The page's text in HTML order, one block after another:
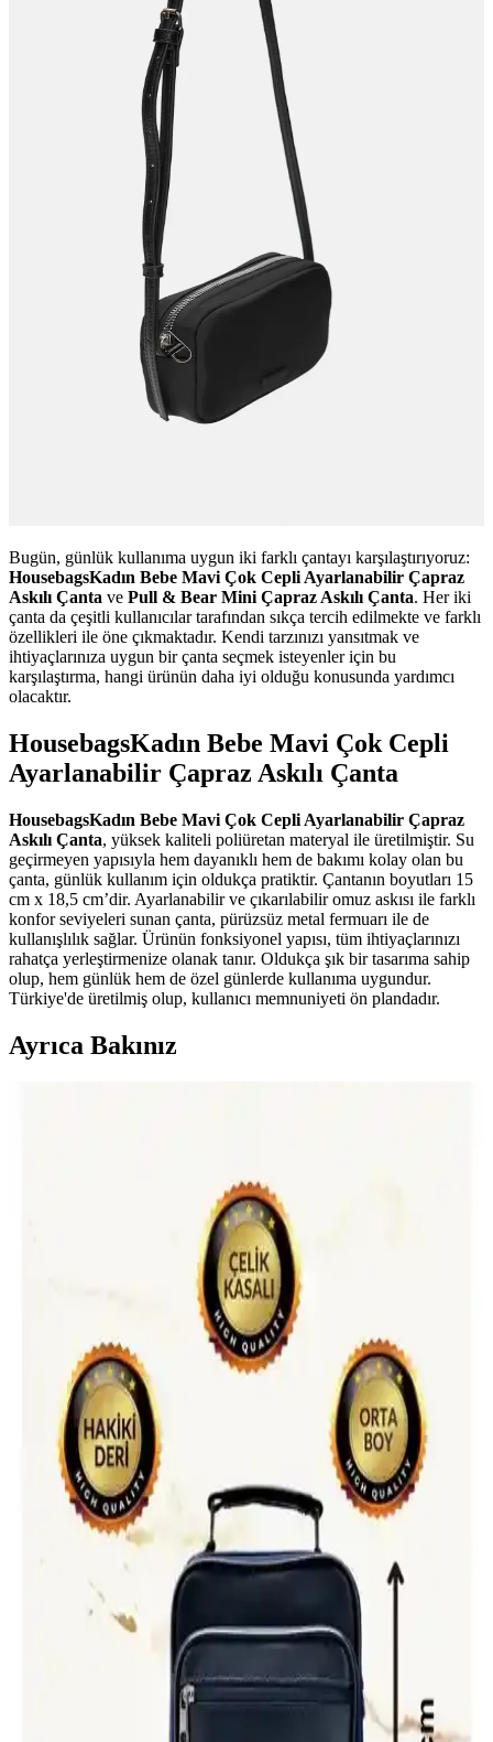
Bugün, günlük kullanıma uygun iki farklı çantayı karşılaştırıyoruz:
HousebagsKadın Bebe Mavi Çok Cepli Ayarlanabilir Çapraz
Askılı Çanta ve Pull & Bear Mini Çapraz Askılı Çanta. Her iki
çanta da çeşitli kullanıcılar tarafından sıkça tercih edilmekte ve farklı
özellikleri ile öne çıkmaktadır. Kendi tarzınızı yansıtmak ve
ihtiyaçlarınıza uygun bir çanta seçmek isteyenler için bu
karşılaştırma, hangi ürünün daha iyi olduğu konusunda yardımcı
olacaktır.
HousebagsKadın Bebe Mavi Çok Cepli
Ayarlanabilir Çapraz Askılı Çanta
HousebagsKadın Bebe Mavi Çok Cepli Ayarlanabilir Çapraz
Askılı Çanta, yüksek kaliteli poliüretan materyal ile üretilmiştir. Su
geçirmeyen yapısıyla hem dayanıklı hem de bakımı kolay olan bu
çanta, günlük kullanım için oldukça pratiktir. Çantanın boyutları 15
cm x 18,5 cm’dir. Ayarlanabilir ve çıkarılabilir omuz askısı ile farklı
konfor seviyeleri sunan çanta, pürüzsüz metal fermuarı ile de
kullanışlılık sağlar. Ürünün fonksiyonel yapısı, tüm ihtiyaçlarınızı
rahatça yerleştirmenize olanak tanır. Oldukça şık bir tasarıma sahip
olup, hem günlük hem de özel günlerde kullanıma uygundur.
Türkiye'de üretilmiş olup, kullanıcı memnuniyeti ön plandadır.
Ayrıca Bakınız
Kadın modasında beden ölçüsüne uygun sütyen, jean ve ayakkabı
seçimi gibi temel konulara dair güncel trendler ve pratik stil önerileri
sunulmaktadır. Özel gün kıyafetleri ve aksesuarlar da ele alınmıştır.
Pierre Cardin Kahverengi Monogram Kadın Omuz
Çantası Günlük Kullanım İçin Uygun
Pierre Cardin'in kahverengi monogram kadın omuz çantası, şıklık ve
fonksiyonelliği bir arada sunar. Geniş iç hacmi ve ayarlanabilir
askısıyla günlük kullanım için ideal, dayanıklı suni deri malzeme ile
tasarlanmıştır.
Erkek Omuz Çantası Karşılaştırması: Like Life ve
Yongtai Weixier Modelleri Analizi
Bu analizde, Like Life ve Yongtai Weixier erkek omuz çantalarının
malzeme, tasarım ve kullanıcı memnuniyeti gibi önemli özellikleri
karşılaştırılıyor.
En Güncel Çanta Trendleri ve Seçim Rehberi: Stil
Sahibi Olmanın Anahtarı
Günümüzde çantalar, şıklık ve fonksiyonelliğin birleştiği en önemli
aksesuarlar arasında yer alıyor. Trendler, modeller ve seçim
önerileriyle stilinizi tamamlayın.
PAWWAYS Büyük Boy Siyah File Plaj Çantası